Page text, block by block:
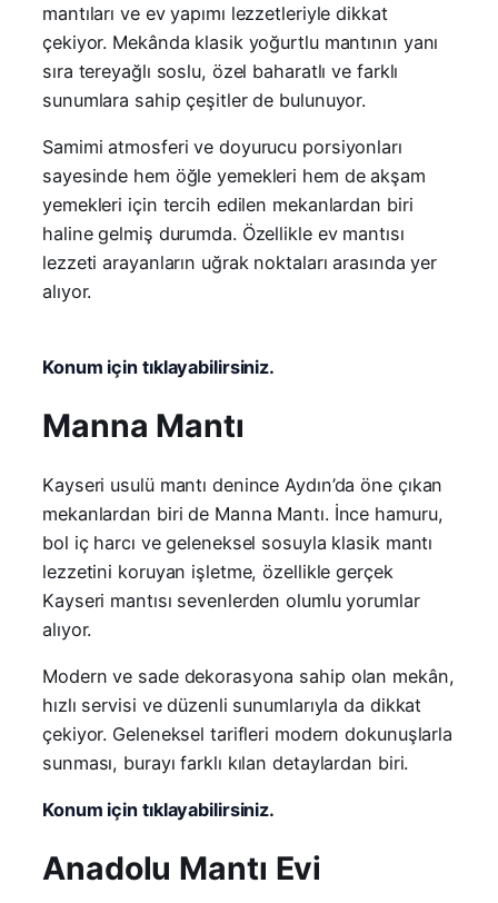
mantıları ve ev yapımı lezzetleriyle dikkat
çekiyor. Mekânda klasik yoğurtlu mantının yanı
sıra tereyağlı soslu, özel baharatlı ve farklı
sunumlara sahip çeşitler de bulunuyor.
Samimi atmosferi ve doyurucu porsiyonları
sayesinde hem öğle yemekleri hem de akşam
yemekleri için tercih edilen mekanlardan biri
haline gelmiş durumda. Özellikle ev mantısı
lezzeti arayanların uğrak noktaları arasında yer
alıyor.
Konum için tıklayabilirsiniz.
Manna Mantı
Kayseri usulü mantı denince Aydın’da öne çıkan
mekanlardan biri de Manna Mantı. İnce hamuru,
bol iç harcı ve geleneksel sosuyla klasik mantı
lezzetini koruyan işletme, özellikle gerçek
Kayseri mantısı sevenlerden olumlu yorumlar
alıyor.
Modern ve sade dekorasyona sahip olan mekân,
hızlı servisi ve düzenli sunumlarıyla da dikkat
çekiyor. Geleneksel tarifleri modern dokunuşlarla
sunması, burayı farklı kılan detaylardan biri.
Konum için tıklayabilirsiniz.
Anadolu Mantı Evi